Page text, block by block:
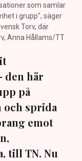
som samlar
i grupp", säger
Torv, där
Anna Hållams/TT
den här
på
och sprida
emot
till TN. Nu